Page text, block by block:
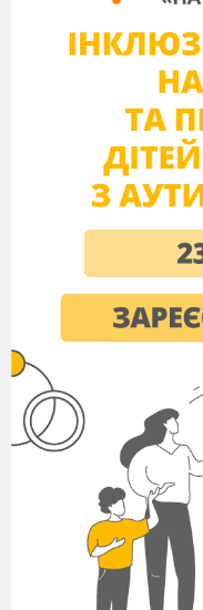
на
наступної сторінки
тексту на колонки і т.
на рівні
) – це
розміщуються на
або деякій його
верхній, нижній і
розділу, прізвище
На сторінки
можна вставляти
колекцією шаблонів
колонтитули,
Відображаються
режимахРазметка
Опрацювання
з колонтитулами
Для
елементи